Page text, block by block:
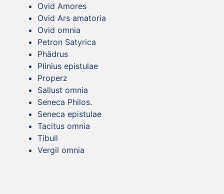
Ovid Amores
Ovid Ars amatoria
Ovid omnia
Petron Satyrica
Phädrus
Plinius epistulae
Properz
Sallust omnia
Seneca Philos.
Seneca epistulae
Tacitus omnia
Tibull
Vergil omnia